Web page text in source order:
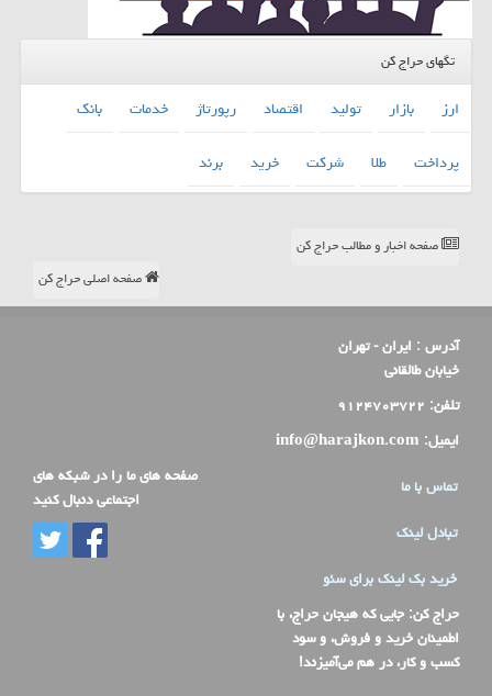
تگهای حراج کن
ارز بازار تولید اقتصاد رپورتاژ خدمات
بانك
پرداخت
طلا شركت خرید برند
صفحه اخبار و مطالب حراج کن
صفحه اصلی حراج کن
آدرس : ایران - تهران
خیابان طالقانی
تلفن: ۹۱۲۴۷۰۳۷۲۲
ایمیل: info@harajkon.com
تماس با ما
تبادل لینک
خرید بک لینک برای سئو
حراج کن: جایی که هیجان حراج، با
اطمینان خرید و فروش، و سود
کسب و کار، در هم می‌آمیزند!
صفحه های ما را در شبکه های
اجتماعی دنبال کنید